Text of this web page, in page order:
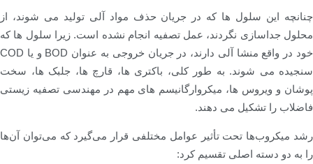
چنانچه این سلول ها که در جریان حذف مواد آلی تولید می شوند، از
محلول جداسازی نگردند، عمل تصفیه انجام نشده است. زیرا سلول ها که
خود در واقع منشا آلی دارند، در جریان خروجی به عنوان BOD و یا COD
سنجیده می شوند. به طور کلی، باکتری ها، قارچ ها، جلبک ها، سخت
پوشان و ویروس ها، میکروارگانیسم های مهم در مهندسی تصفیه زیستی
فاضلاب را تشکیل می دهند.
رشد میکروب‌ها تحت تأثیر عوامل مختلفی قرار می‌گیرد که می‌توان آن‌ها
را به دو دسته اصلی تقسیم کرد: